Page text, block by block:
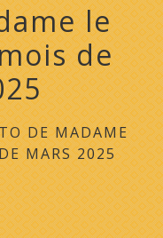
le
de
DE MADAME
MARS 2025